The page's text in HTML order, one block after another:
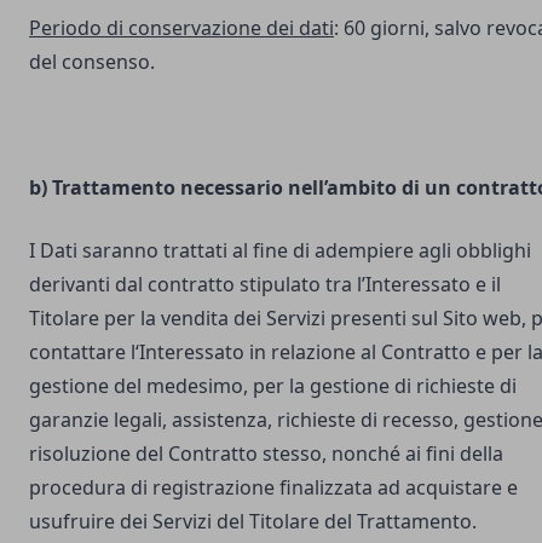
Periodo di conservazione dei dati: 60 giorni, salvo
del consenso.
b) Trattamento necessario nell’ambito di un
I Dati saranno trattati al fine di adempiere agli obblighi
derivanti dal contratto stipulato tra l’Interessato e il
Titolare per la vendita dei Servizi presenti sul Sito web,
contattare l‘Interessato in relazione al Contratto e per la
gestione del medesimo, per la gestione di richieste di
garanzie legali, assistenza, richieste di recesso,
risoluzione del Contratto stesso, nonché ai fini della
procedura di registrazione finalizzata ad acquistare e
usufruire dei Servizi del Titolare del Trattamento.